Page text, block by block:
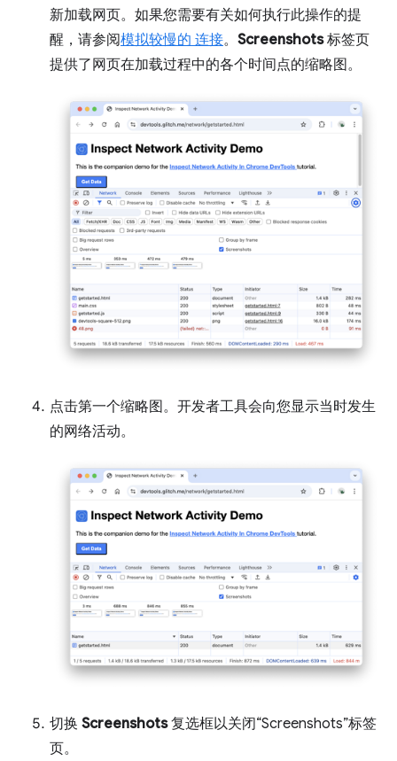
新加载网页。如果您需要有关如何执行此操作的提
醒，请参阅模拟较慢的 连接。 Screenshots标签页
提供了网页在加载过程中的各个时间点的缩略图。
点击第一个缩略图。开发者工具会向您显示当时发生
的网络活动。
切换 Screenshots复选框以关闭“Screenshots”标签
页。